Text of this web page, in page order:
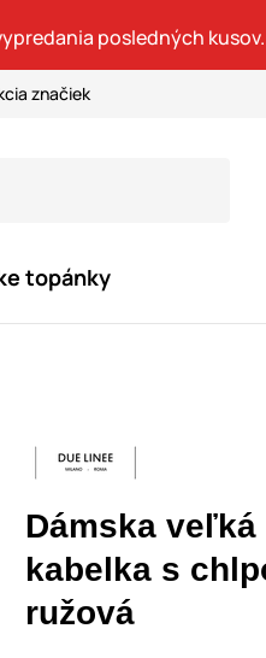
posledných kusov.
značiek
topánky
Dámska
kabelka s
ružová